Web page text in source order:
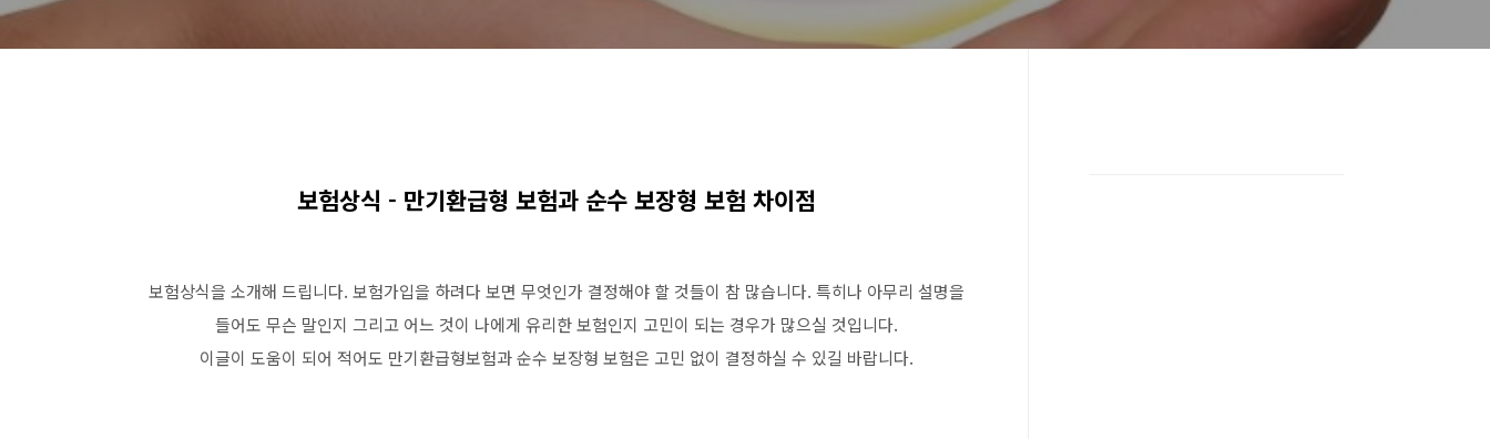
보험상식 - 만기환급형 보험과 순수 보장형 보험 차이점
보험상식을 소개해 드립니다. 보험가입을 하려다 보면 무엇인가 결정해야 할 것들이 참 많습니다. 특히나 아무리 설명을
들어도 무슨 말인지 그리고 어느 것이 나에게 유리한 보험인지 고민이 되는 경우가 많으실 것입니다.
이글이 도움이 되어 적어도 만기환급형보험과 순수 보장형 보험은 고민 없이 결정하실 수 있길 바랍니다.